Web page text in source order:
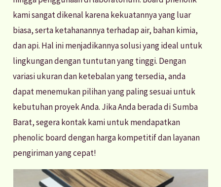
kami sangat dikenal karena kekuatannya yang luar
biasa, serta ketahanannya terhadap air, bahan kimia,
dan api. Hal ini menjadikannya solusi yang ideal untuk
lingkungan dengan tuntutan yang tinggi. Dengan
variasi ukuran dan ketebalan yang tersedia, anda
dapat menemukan pilihan yang paling sesuai untuk
kebutuhan proyek Anda. Jika Anda berada di Sumba
Barat, segera kontak kami untuk mendapatkan
phenolic board dengan harga kompetitif dan layanan
pengiriman yang cepat!